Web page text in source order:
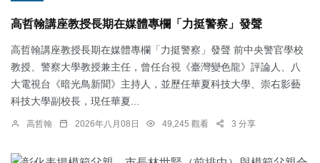
高哲翰講座教授長期在媒體專欄「力挺警察」發聲
高哲翰講座教授長期在媒體專欄「力挺警察」發聲 前中央警官學校
教授、警察大學教授兼主任，曾任台視《臺灣變色龍》評論人、八
大電視台《暗光鳥新聞》主持人，並歷任華夏科技大學、崇右影藝
科技大學副校長，現任華夏...
高哲翰 2026年八月08日 49,245 觀看 3 分享